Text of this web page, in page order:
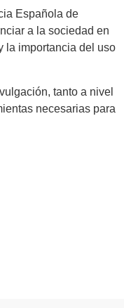
Española de
a la sociedad en
la importancia del uso
tanto a nivel
necesarias para